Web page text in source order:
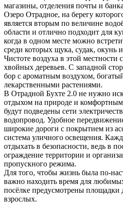
магазины, отделения почты и
Озеро Отрадное, на берегу
является вторым по величине
области и отлично подходит для
когда в одном месте можно
среди которых щука, судак, окунь
Чистоте воздуха в этой местности
хвойных деревьев. С западной
бор с ароматным воздухом,
лекарственными растениями.
В Отрадной Бухте 2.0 не нужно
отдыхом на природе и
будут подведены сети
водопровод. Удобное
широкие дороги с покрытием из
система уличного освещения.
отдыхать в безопасности, ведь в
ограждение территории и
пропускного режима.
Для того, чтобы жизнь была по-
важно находить время для
посёлке предусмотрены площадки
взрослых.